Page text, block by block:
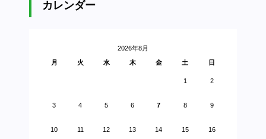
カレンダー
2026年8月
月
火 水 木 金 土 日
1 2
3 4 5 6 7 8 9
10 11 12 13 14 15 16